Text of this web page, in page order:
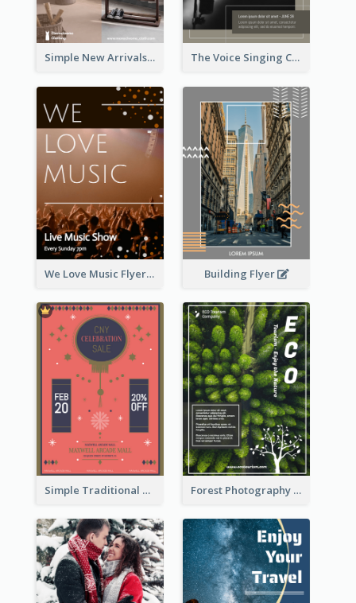
Simple New Arrivals Flyer For The Coming Year The Voice Singing Contest Flyer
We Love Music Flyer Building Flyer
Simple Traditional CNY Sales Flyer Design Forest Photography Flyer Of ECO Tourism